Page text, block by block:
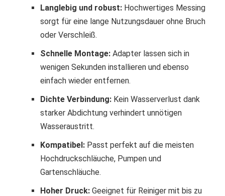
Langlebig und robust: Hochwertiges Messing
sorgt für eine lange Nutzungsdauer ohne Bruch
oder Verschleiß.
Schnelle Montage: Adapter lassen sich in
wenigen Sekunden installieren und ebenso
einfach wieder entfernen.
Dichte Verbindung: Kein Wasserverlust dank
starker Abdichtung verhindert unnötigen
Wasseraustritt.
Kompatibel: Passt perfekt auf die meisten
Hochdruckschläuche, Pumpen und
Gartenschläuche.
Hoher Druck: Geeignet für Reiniger mit bis zu